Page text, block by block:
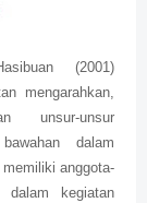
(2001)
mengarahkan,
unsur-unsur
dalam
anggota-
dalam kegiatan